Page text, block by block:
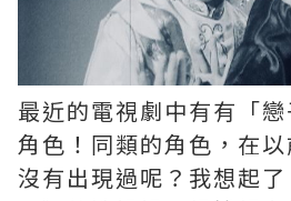
最近的電視劇中有有「
角色！同類的角色，在
沒有出現過呢？我想起